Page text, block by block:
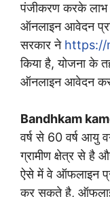
पंजीकरण करके लाभ
ऑनलाइन आवेदन
सरकार नेhttps://
किया है, योजना के
ऑनलाइन आवेदन
Bandhkam
वर्ष से 60 वर्ष आयु
ग्रामीण क्षेत्र से
ऐसे में वे ऑफलाइन
कर सकते है,